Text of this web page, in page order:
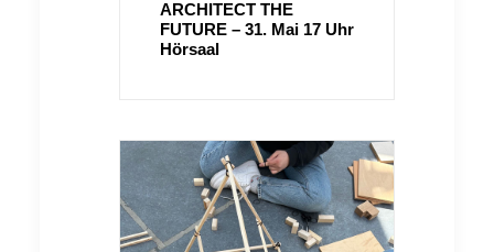
ARCHITECT THE
FUTURE – 31. Mai 17 Uhr
Hörsaal